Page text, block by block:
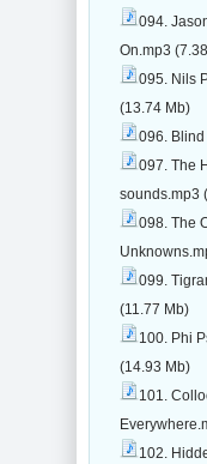
094.
On.mp3
095. Nils
(13.74 Mb)
096. Blind
097. The
sounds.mp3
098. The
099.
(11.77 Mb)
100. Phi
(14.93 Mb)
101.
102.